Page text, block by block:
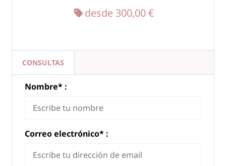
desde 300,00 €
CONSULTAS
Nombre*:
Correo electrónico*: